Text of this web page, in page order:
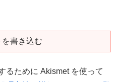
を書き込む
るために Akismet を使って